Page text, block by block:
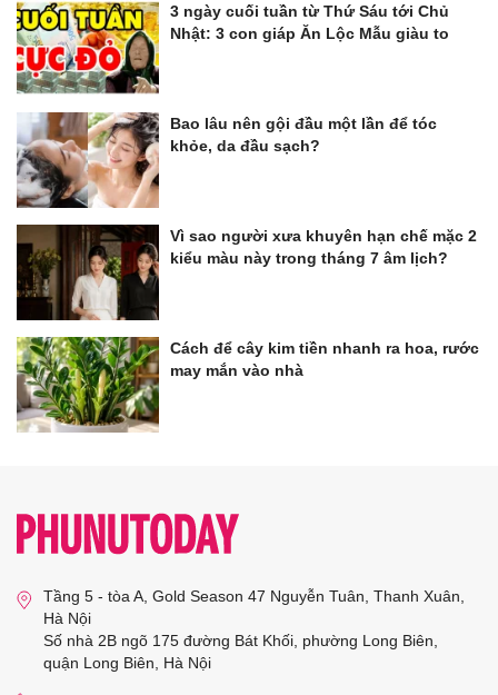
3 ngày cuối tuần từ Thứ Sáu tới Chủ
Nhật: 3 con giáp Ăn Lộc Mẫu giàu to
Bao lâu nên gội đầu một lần để tóc
khỏe, da đầu sạch?
Vì sao người xưa khuyên hạn chế mặc 2
kiểu màu này trong tháng 7 âm lịch?
Cách để cây kim tiền nhanh ra hoa, rước
may mắn vào nhà
Tầng 5 - tòa A, Gold Season 47 Nguyễn Tuân, Thanh Xuân,
Hà Nội
Số nhà 2B ngõ 175 đường Bát Khối, phường Long Biên,
quận Long Biên, Hà Nội